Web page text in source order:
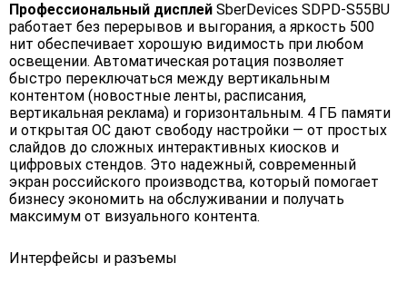
Профессиональный дисплей SberDevices SDPD-S55BU
работает без перерывов и выгорания, а яркость 500
нит обеспечивает хорошую видимость при любом
освещении. Автоматическая ротация позволяет
быстро переключаться между вертикальным
контентом (новостные ленты, расписания,
вертикальная реклама) и горизонтальным. 4 ГБ памяти
и открытая ОС дают свободу настройки — от простых
слайдов до сложных интерактивных киосков и
цифровых стендов. Это надежный, современный
экран российского производства, который помогает
бизнесу экономить на обслуживании и получать
максимум от визуального контента.
Интерфейсы и разъемы